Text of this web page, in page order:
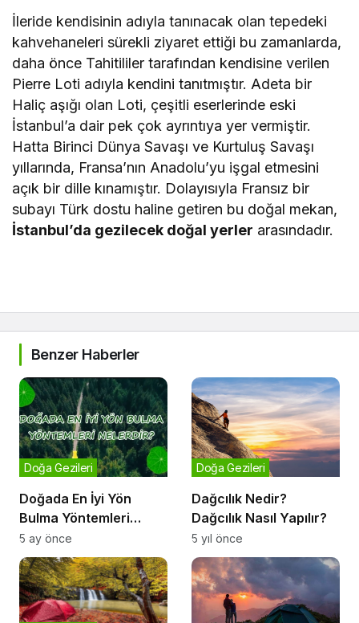
İleride kendisinin adıyla tanınacak olan tepedeki
kahvehaneleri sürekli ziyaret ettiği bu zamanlarda,
daha önce Tahitililer tarafından kendisine verilen
Pierre Loti adıyla kendini tanıtmıştır. Adeta bir
Haliç aşığı olan Loti, çeşitli eserlerinde eski
İstanbul’a dair pek çok ayrıntıya yer vermiştir.
Hatta Birinci Dünya Savaşı ve Kurtuluş Savaşı
yıllarında, Fransa’nın Anadolu’yu işgal etmesini
açık bir dille kınamıştır. Dolayısıyla Fransız bir
subayı Türk dostu haline getiren bu doğal mekan,
İstanbul’da gezilecek doğal yerler arasındadır.
Benzer Haberler
Doğada En İyi Yön
Bulma Yöntemleri
Nelerdir?
Doğa Gezileri
5 ay önce
Dağcılık Nedir?
Dağcılık Nasıl Yapılır?
Doğa Gezileri
5 yıl önce